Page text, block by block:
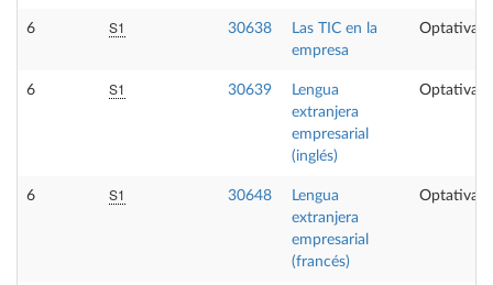
6 S1 30638
Las TIC en la
empresa
Optativa
6 S1 30639
Lengua
extranjera
empresarial
(inglés)
Optativa
6 S1 30648
Lengua
extranjera
empresarial
(francés)
Optativa